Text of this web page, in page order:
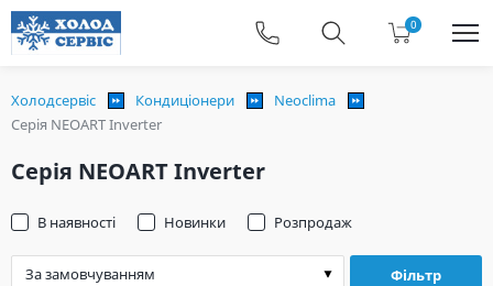
0
Холодсервіс Кондиціонери
Neoclima
Серія NEOART Inverter
Серія NEOART Inverter
Фільтр
В наявності Новинки Розпродаж